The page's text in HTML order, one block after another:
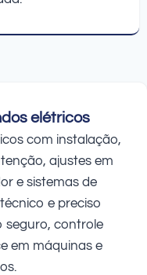
elétricos
com instalação,
ajustes em
e sistemas de
e preciso
controle
em máquinas e